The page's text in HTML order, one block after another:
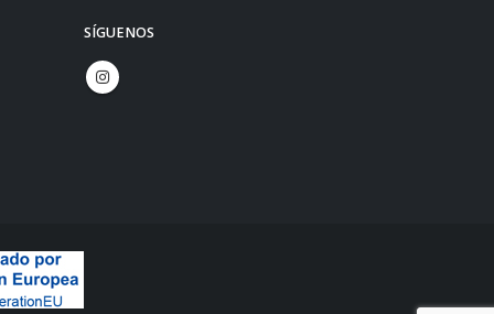
SÍGUENOS